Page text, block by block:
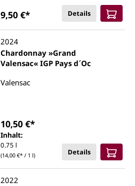
9,50 €* Details
2024
Chardonnay »Grand
Valensac« IGP Pays d´Oc
Valensac
Inhalt:
0.75 l
(14,00 €* / 1 l)
10,50 €*
Details
2022